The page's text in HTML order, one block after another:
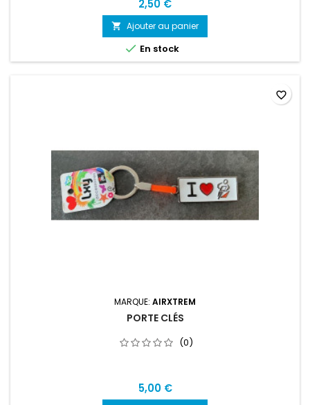
2,50 €
 Ajouter au panier
 En stock
MARQUE: AIRXTREM
PORTE CLÉS
(0)
5,00 €
favorite_border